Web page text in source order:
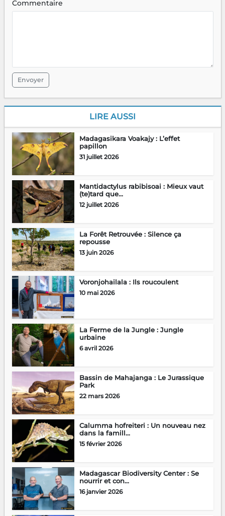
Commentaire
Envoyer
LIRE AUSSI
Madagasikara Voakajy : L’effet
papillon
31 juillet 2026
Mantidactylus rabibisoai : Mieux vaut
(te)tard que...
12 juillet 2026
La Forêt Retrouvée : Silence ça
repousse
13 juin 2026
Voronjohailala : Ils roucoulent
10 mai 2026
La Ferme de la Jungle : Jungle
urbaine
6 avril 2026
Bassin de Mahajanga : Le Jurassique
Park
22 mars 2026
Calumma hofreiteri : Un nouveau nez
dans la famill...
15 février 2026
Madagascar Biodiversity Center : Se
nourrir et con...
16 janvier 2026